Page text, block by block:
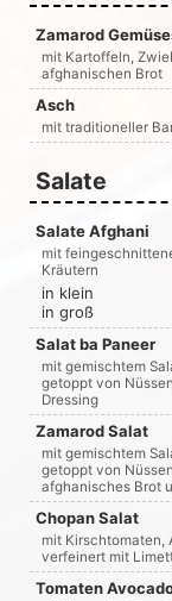
Zamarod
mit Kartoffeln,
afghanischen Brot
Asch
mit traditioneller
Salate
Salate Afghani
mit
Kräutern
in klein
in groß
Salat ba Paneer
mit gemischtem
getoppt von
Dressing
Zamarod Salat
mit gemischtem
getoppt von
afghanisches Brot
Chopan Salat
mit Kirschtomaten,
verfeinert mit
Tomaten